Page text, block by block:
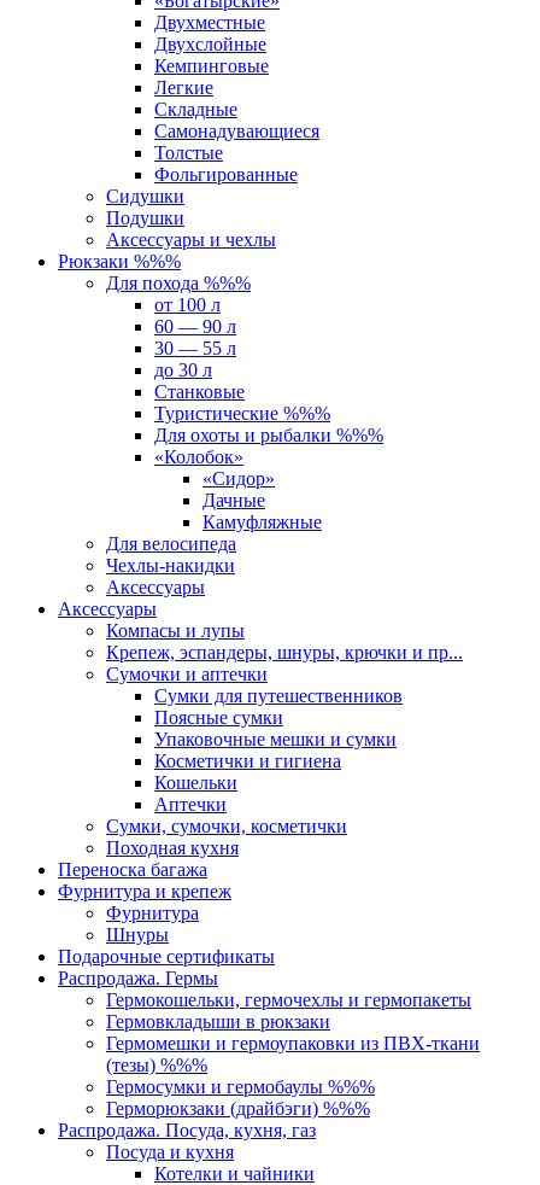
Двухместные
Двухслойные
Кемпинговые
Легкие
Складные
Самонадувающиеся
Толстые
Фольгированные
Сидушки
Подушки
Аксессуары и чехлы
Рюкзаки %%%
Для похода %%%
от 100 л
60 — 90 л
30 — 55 л
до 30 л
Станковые
Туристические %%%
Для охоты и рыбалки %%%
«Колобок»
«Сидор»
Дачные
Камуфляжные
Для велосипеда
Чехлы-накидки
Аксессуары
Аксессуары
Компасы и лупы
Крепеж, эспандеры, шнуры, крючки и пр...
Сумочки и аптечки
Сумки для путешественников
Поясные сумки
Упаковочные мешки и сумки
Косметички и гигиена
Кошельки
Аптечки
Сумки, сумочки, косметички
Походная кухня
Переноска багажа
Фурнитура и крепеж
Фурнитура
Шнуры
Подарочные сертификаты
Распродажа. Гермы
Гермокошельки, гермочехлы и гермопакеты
Гермовкладыши в рюкзаки
Гермомешки и гермоупаковки из ПВХ-ткани
(тезы) %%%
Гермосумки и гермобаулы %%%
Герморюкзаки (драйбэги) %%%
Распродажа. Посуда, кухня, газ
Посуда и кухня
Котелки и чайники